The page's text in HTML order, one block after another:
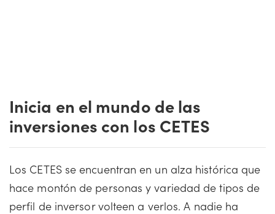
Inicia en el mundo de las
inversiones con los CETES
Los CETES se encuentran en un alza histórica que
hace montón de personas y variedad de tipos de
perfil de inversor volteen a verlos. A nadie ha